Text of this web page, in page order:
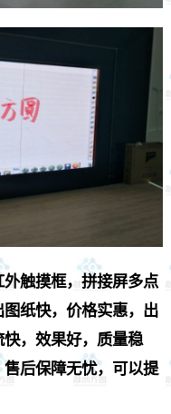
触摸框，拼接屏多点
纸快，价格实惠，出
快，效果好，质量稳
后保障无忧，可以提